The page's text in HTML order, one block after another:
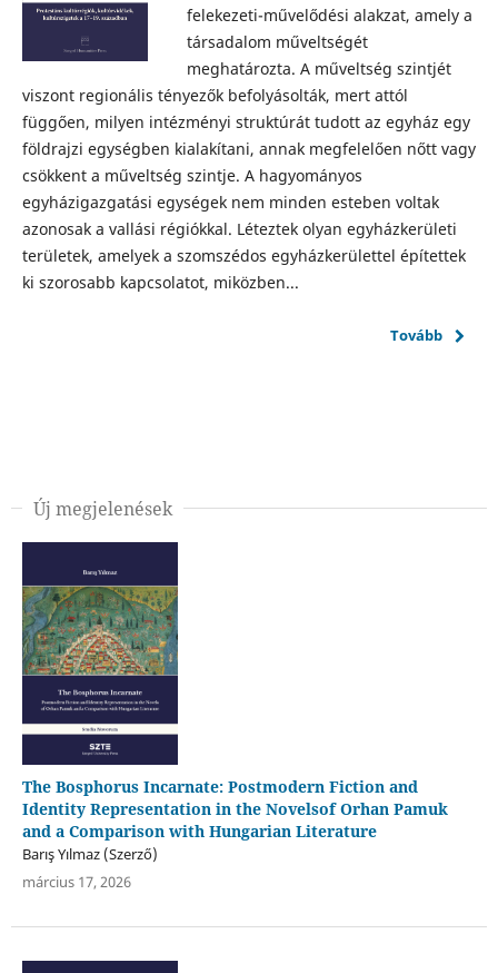
felekezeti-művelődési alakzat, amely a
társadalom műveltségét
meghatározta. A műveltség szintjét
viszont regionális tényezők befolyásolták, mert attól
függően, milyen intézményi struktúrát tudott az egyház egy
földrajzi egységben kialakítani, annak megfelelően nőtt vagy
csökkent a műveltség szintje. A hagyományos
egyházigazgatási egységek nem minden esteben voltak
azonosak a vallási régiókkal. Léteztek olyan egyházkerületi
területek, amelyek a szomszédos egyházkerülettel építettek
ki szorosabb kapcsolatot, miközben...
Tovább
Új megjelenések
The Bosphorus Incarnate: Postmodern Fiction and
Identity Representation in the Novelsof Orhan Pamuk
and a Comparison with Hungarian Literature
Barış Yılmaz (Szerző)
március 17, 2026